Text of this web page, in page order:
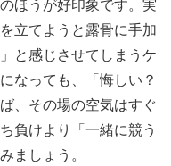
ほうが好印象です。実
立てようと露骨に手加
と感じさせてしまうケ
なっても、「悔しい？
、その場の空気はすぐ
負けより「一緒に競う
ましょう。